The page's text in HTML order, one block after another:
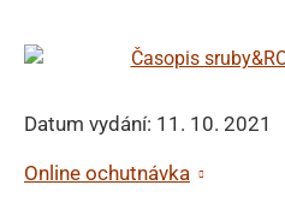
Datum vydání: 11. 10. 2021
Online ochutnávka